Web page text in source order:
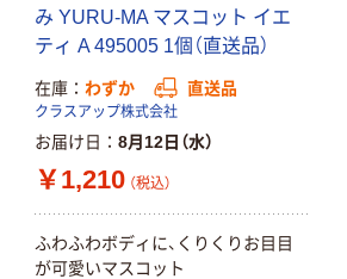
み YURU-MA マスコット イエ
ティ A 495005 1個（直送品）
在庫 わずか 直送品
クラスアップ株式会社
お届け日 8月12日（水）
￥1,210 （税込）
ふわふわボディに、くりくりお目目
が可愛いマスコット
本気プライス
ティッシュペー
パー ボックス
150組 5箱入 ア
スクル スマート
コンパクト ビ
ビッド PEFC認
￥307~
ペーパータオル
中判 再生紙